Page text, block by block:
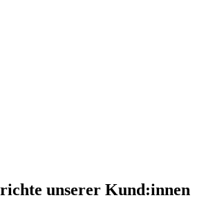
unserer Kund:innen